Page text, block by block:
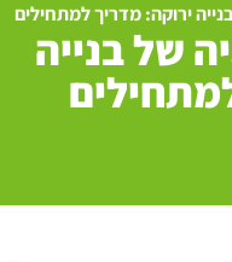
ירוקה: מדריך למתחילים
של בנייה